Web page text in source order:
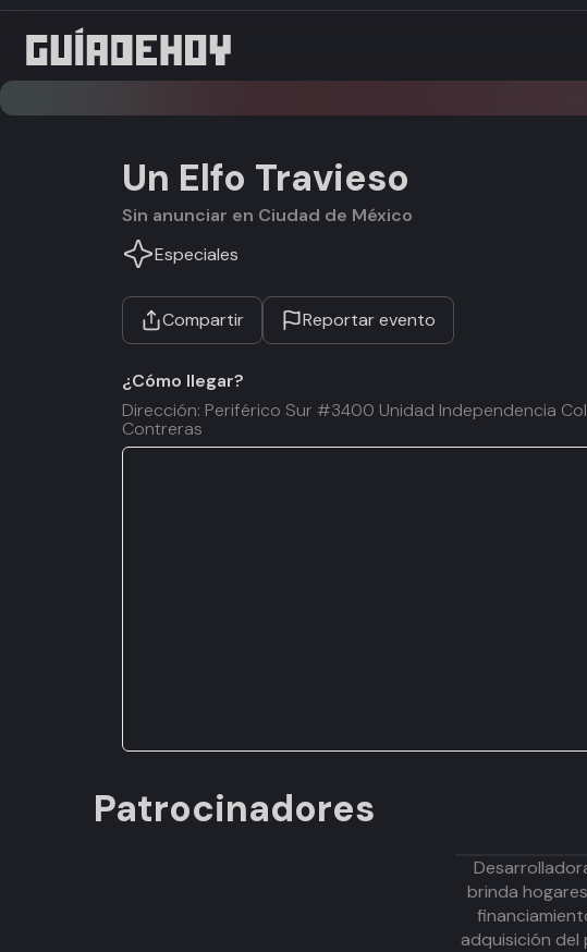
Un Elfo Travieso
Sin anunciar en Ciudad de México
Especiales
Compartir Reportar evento
¿Cómo llegar?
Dirección: Periférico Sur #3400 Unidad Independencia
Contreras
Patrocinadores
brinda
adquisición del